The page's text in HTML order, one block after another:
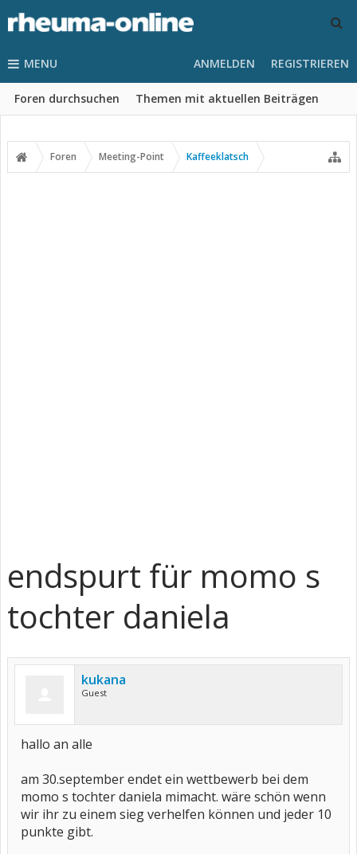
MENU
Foren durchsuchen Themen mit aktuellen Beiträgen
ANMELDEN REGISTRIEREN
Foren Meeting-Point Kaffeeklatsch
endspurt für momo s
tochter daniela
kukana
Guest
hallo an alle
am 30.september endet ein wettbewerb bei dem
momo s tochter daniela mimacht. wäre schön wenn
wir ihr zu einem sieg verhelfen können und jeder 10
punkte gibt.